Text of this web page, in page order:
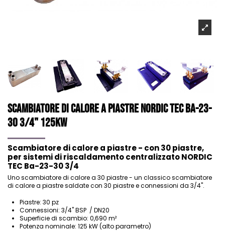
Scambiatore di calore a piastre Nordic Tec Ba-23-
30 3/4" 125kW
Scambiatore di calore a piastre - con 30 piastre,
per sistemi di riscaldamento centralizzato NORDIC
TEC Ba-23-30 3/4
Uno scambiatore di calore a 30 piastre - un classico scambiatore
di calore a piastre saldate con 30 piastre e connessioni da 3/4".
Piastre: 30 pz
Connessioni: 3/4" BSP / DN20
Superficie di scambio: 0,690 m²
Potenza nominale: 125 kW (alto parametro)